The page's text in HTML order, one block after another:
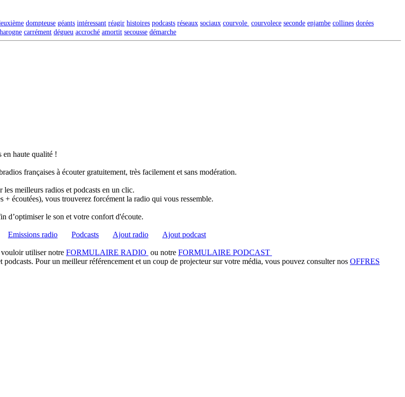
dompteuse géants intéressant réagir histoires podcasts réseaux sociaux courvole courvolece seconde enjambe collines dorées
carrément dégueu accroché amortit secousse démarche
en haute qualité !
françaises à écouter gratuitement, très facilement et sans modération.
meilleurs radios et podcasts en un clic.
écoutées), vous trouverez forcément la radio qui vous ressemble.
d’optimiser le son et votre confort d'écoute.
Emissions radio Podcasts Ajout radio Ajout podcast
vouloir utiliser notre FORMULAIRE RADIO ou notre FORMULAIRE PODCAST
Pour un meilleur référencement et un coup de projecteur sur votre média, vous pouvez consulter nos OFFRES